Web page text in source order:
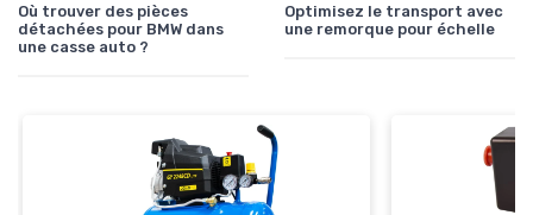
Où trouver des pièces
détachées pour BMW dans
une casse auto ?
Optimisez le transport avec
une remorque pour échelle